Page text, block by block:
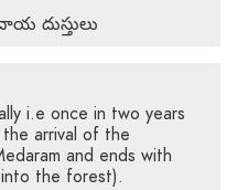
దుస్తులు
i.e once in two years
arrival of the
and ends with
into the forest).